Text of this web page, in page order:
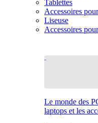
Tablettes
Accessoires
Liseuse
Accessoires
Le monde des
laptops et les